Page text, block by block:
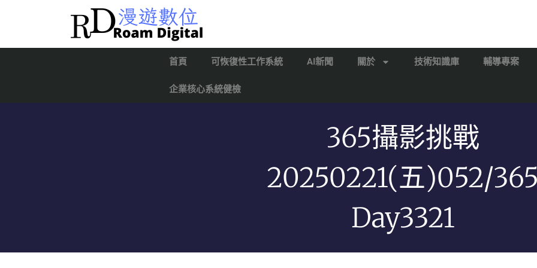
首頁 可恢復性工作系統 AI新聞 關於 技術知識庫 輔導專案
企業核心系統健檢
365攝影挑戰
20250221(五)052/
Day3321